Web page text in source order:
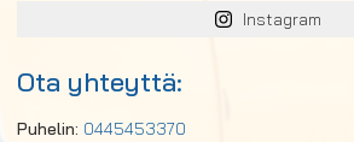
Instagram
Ota yhteyttä:
Puhelin: 0445453370